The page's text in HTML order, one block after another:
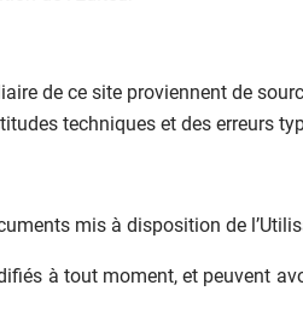
de ce site proviennent de
techniques et des erreurs
mis à disposition de
à tout moment, et peuvent